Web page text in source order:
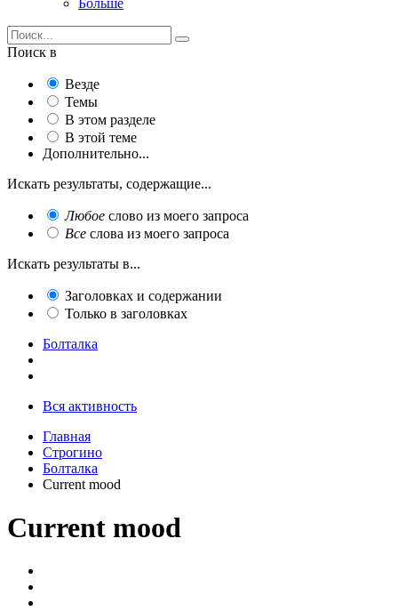
Поиск в
Везде
Темы
В этом разделе
В этой теме
Дополнительно...
Искать результаты, содержащие...
Любое слово из моего запроса
Все слова из моего запроса
Искать результаты в...
Заголовках и содержании
Только в заголовках
Болталка
Вся активность
Главная
Строгино
Болталка
Current mood
Current mood